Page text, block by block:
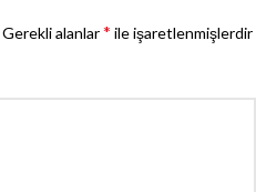
Gerekli alanlar* ile işaretlenmişlerdir